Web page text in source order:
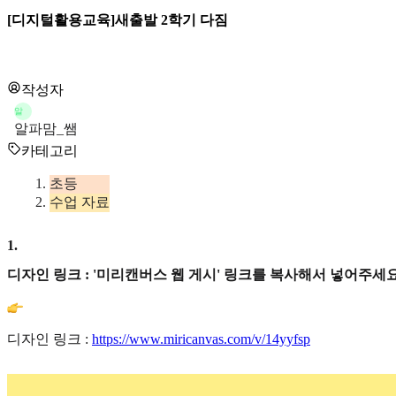
[디지털활용교육]새출발 2학기 다짐
작성자
알
알파맘_쌤
카테고리
초등
수업 자료
1.
디자인 링크 : '미리캔버스 웹 게시' 링크를 복사해서 넣어주세
디자인 링크 : https://www.miricanvas.com/v/14yyfsp